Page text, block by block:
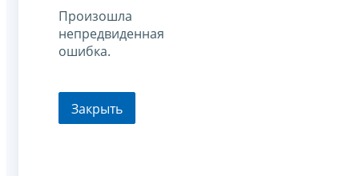
Произошла
непредвиденная
ошибка.
Закрыть